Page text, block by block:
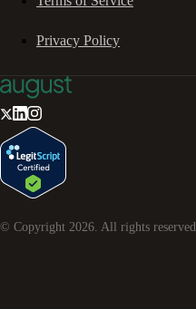
Privacy Policy
© Copyright 2026 . All rights reserved.